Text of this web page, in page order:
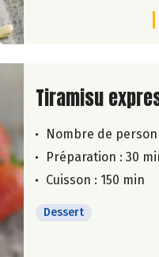
Lire la suite
Tiramisu
Nombre de
Préparation : 30
Cuisson : 150 min
Dessert